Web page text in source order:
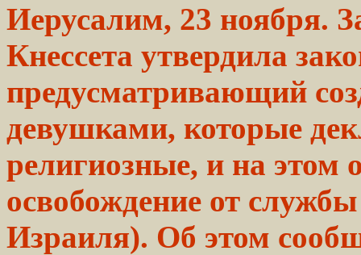
Иерусалим, 23 ноября.
Кнессета утвердила
предусматривающий
девушками, которые
религиозные, и на этом
освобождение от
Израиля). Об этом